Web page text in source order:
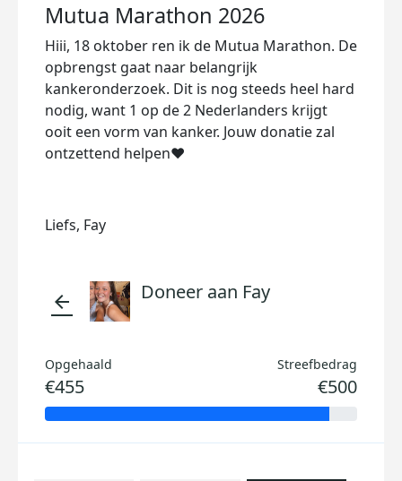
Mutua Marathon 2026
Hiii, 18 oktober ren ik de Mutua Marathon. De
opbrengst gaat naar belangrijk
kankeronderzoek. Dit is nog steeds heel hard
nodig, want 1 op de 2 Nederlanders krijgt
ooit een vorm van kanker. Jouw donatie zal
ontzettend helpen♥️
Liefs, Fay
arrow_back Doneer aan Fay
Opgehaald
€455
Streefbedrag
€500